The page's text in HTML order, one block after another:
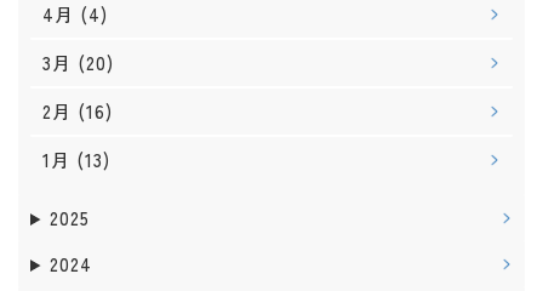
4月 (4)
3月 (20)
2月 (16)
1月 (13)
2025
2024